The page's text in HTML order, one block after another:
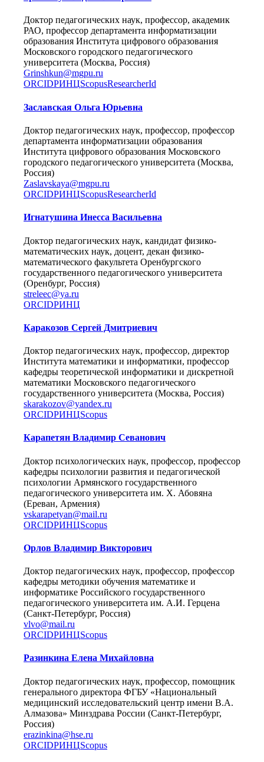
Доктор педагогических наук, профессор, академик
РАО, профессор департамента информатизации
образования Института цифрового образования
Московского городского педагогического
университета (Москва, Россия)
Grinshkun@mgpu.ru
ORCIDРИНЦScopusResearcherId
Заславская Ольга Юрьевна
Доктор педагогических наук, профессор, профессор
департамента информатизации образования
Института цифрового образования Московского
городского педагогического университета (Москва,
Россия)
Zaslavskaya@mgpu.ru
ORCIDРИНЦScopusResearcherId
Игнатушина Инесса Васильевна
Доктор педагогических наук, кандидат физико-
математических наук, доцент, декан физико-
математического факультета Оренбургского
государственного педагогического университета
(Оренбург, Россия)
streleec@ya.ru
ORCIDРИНЦ
Каракозов Сергей Дмитриевич
Доктор педагогических наук, профессор, директор
Института математики и информатики, профессор
кафедры теоретической информатики и дискретной
математики Московского педагогического
государственного университета (Москва, Россия)
skarakozov@yandex.ru
ORCIDРИНЦScopus
Карапетян Владимир Севанович
Доктор психологических наук, профессор, профессор
кафедры психологии развития и педагогической
психологии Армянского государственного
педагогического университета им. Х. Абовяна
(Ереван, Армения)
vskarapetyan@mail.ru
ORCIDРИНЦScopus
Орлов Владимир Викторович
Доктор педагогических наук, профессор, профессор
кафедры методики обучения математике и
информатике Российского государственного
педагогического университета им. А.И. Герцена
(Санкт-Петербург, Россия)
vlvo@mail.ru
ORCIDРИНЦScopus
Разинкина Елена Михайловна
Доктор педагогических наук, профессор, помощник
генерального директора ФГБУ «Национальный
медицинский исследовательский центр имени В.А.
Алмазова» Минздрава России (Санкт-Петербург,
Россия)
erazinkina@hse.ru
ORCIDРИНЦScopus